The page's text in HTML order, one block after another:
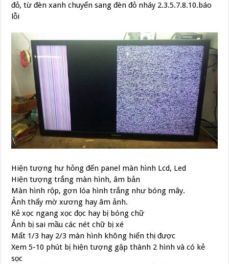
đỏ, từ đèn xanh chuyển sang đèn đỏ nháy 2.3.5.7.8.10.báo
lỗi
Hiện tượng hư hỏng đến panel màn hình Lcd, Led
Hiện tượng trắng màn hình, âm bản
Màn hình rộp, gợn lóa hình trắng như bóng mây.
Ảnh thấy mờ xương hay âm ảnh.
Kẻ xọc ngang xọc đọc hay bị bóng chữ
Ảnh bị sai mầu các nét chữ bị xé
Mất 1/3 hay 2/3 màn hình không hiển thị được
Xem 5-10 phút bị hiện tượng gập thành 2 hình và có kẻ
sọc